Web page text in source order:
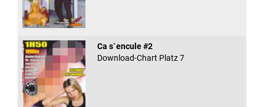
Ca s`encule #2
Download-Chart Platz 7